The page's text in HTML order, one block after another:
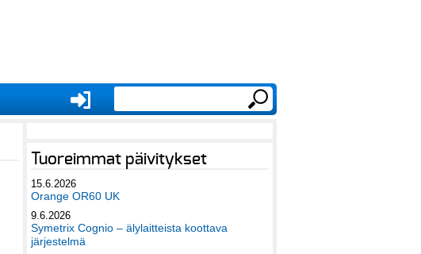
Tuoreimmat päivitykset
15.6.2026
Orange OR60 UK
9.6.2026
Symetrix Cognio – älylaitteista koottava
järjestelmä